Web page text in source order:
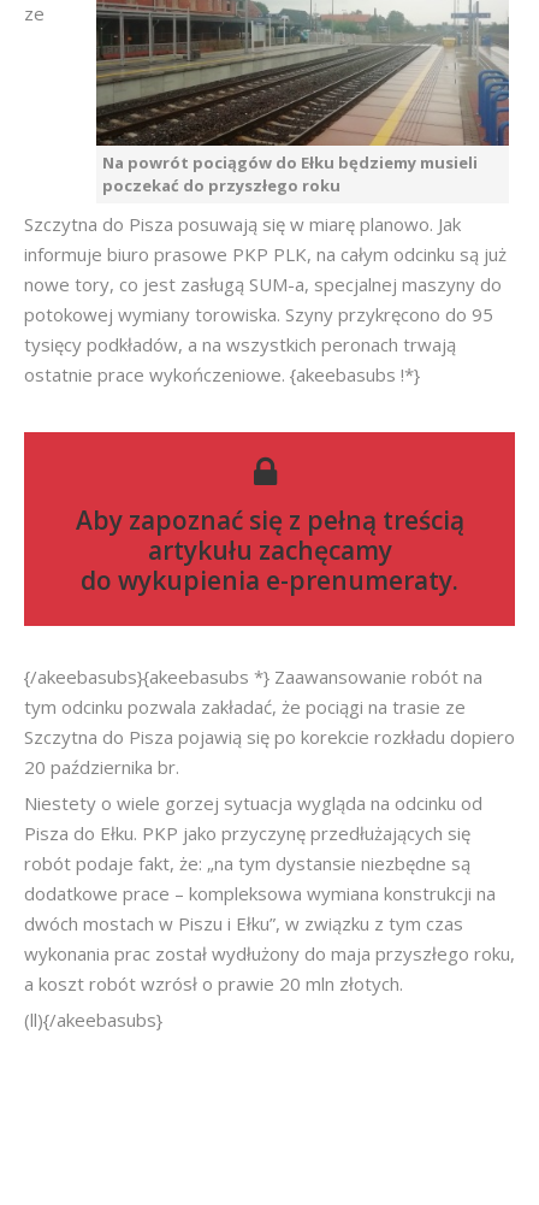
Na powrót pociągów do Ełku będziemy musieli
poczekać do przyszłego roku
ze
Szczytna do Pisza posuwają się w miarę planowo. Jak
informuje biuro prasowe PKP PLK, na całym odcinku są już
nowe tory, co jest zasługą SUM-a, specjalnej maszyny do
potokowej wymiany torowiska. Szyny przykręcono do 95
tysięcy podkładów, a na wszystkich peronach trwają
ostatnie prace wykończeniowe. {akeebasubs !*}
Aby zapoznać się z pełną treścią
artykułu zachęcamy
do wykupienia e-prenumeraty.
{/akeebasubs}{akeebasubs *} Zaawansowanie robót na
tym odcinku pozwala zakładać, że pociągi na trasie ze
Szczytna do Pisza pojawią się po korekcie rozkładu dopiero
20 października br.
Niestety o wiele gorzej sytuacja wygląda na odcinku od
Pisza do Ełku. PKP jako przyczynę przedłużających się
robót podaje fakt, że: „na tym dystansie niezbędne są
dodatkowe prace – kompleksowa wymiana konstrukcji na
dwóch mostach w Piszu i Ełku”, w związku z tym czas
wykonania prac został wydłużony do maja przyszłego roku,
a koszt robót wzrósł o prawie 20 mln złotych.
(ll){/akeebasubs}